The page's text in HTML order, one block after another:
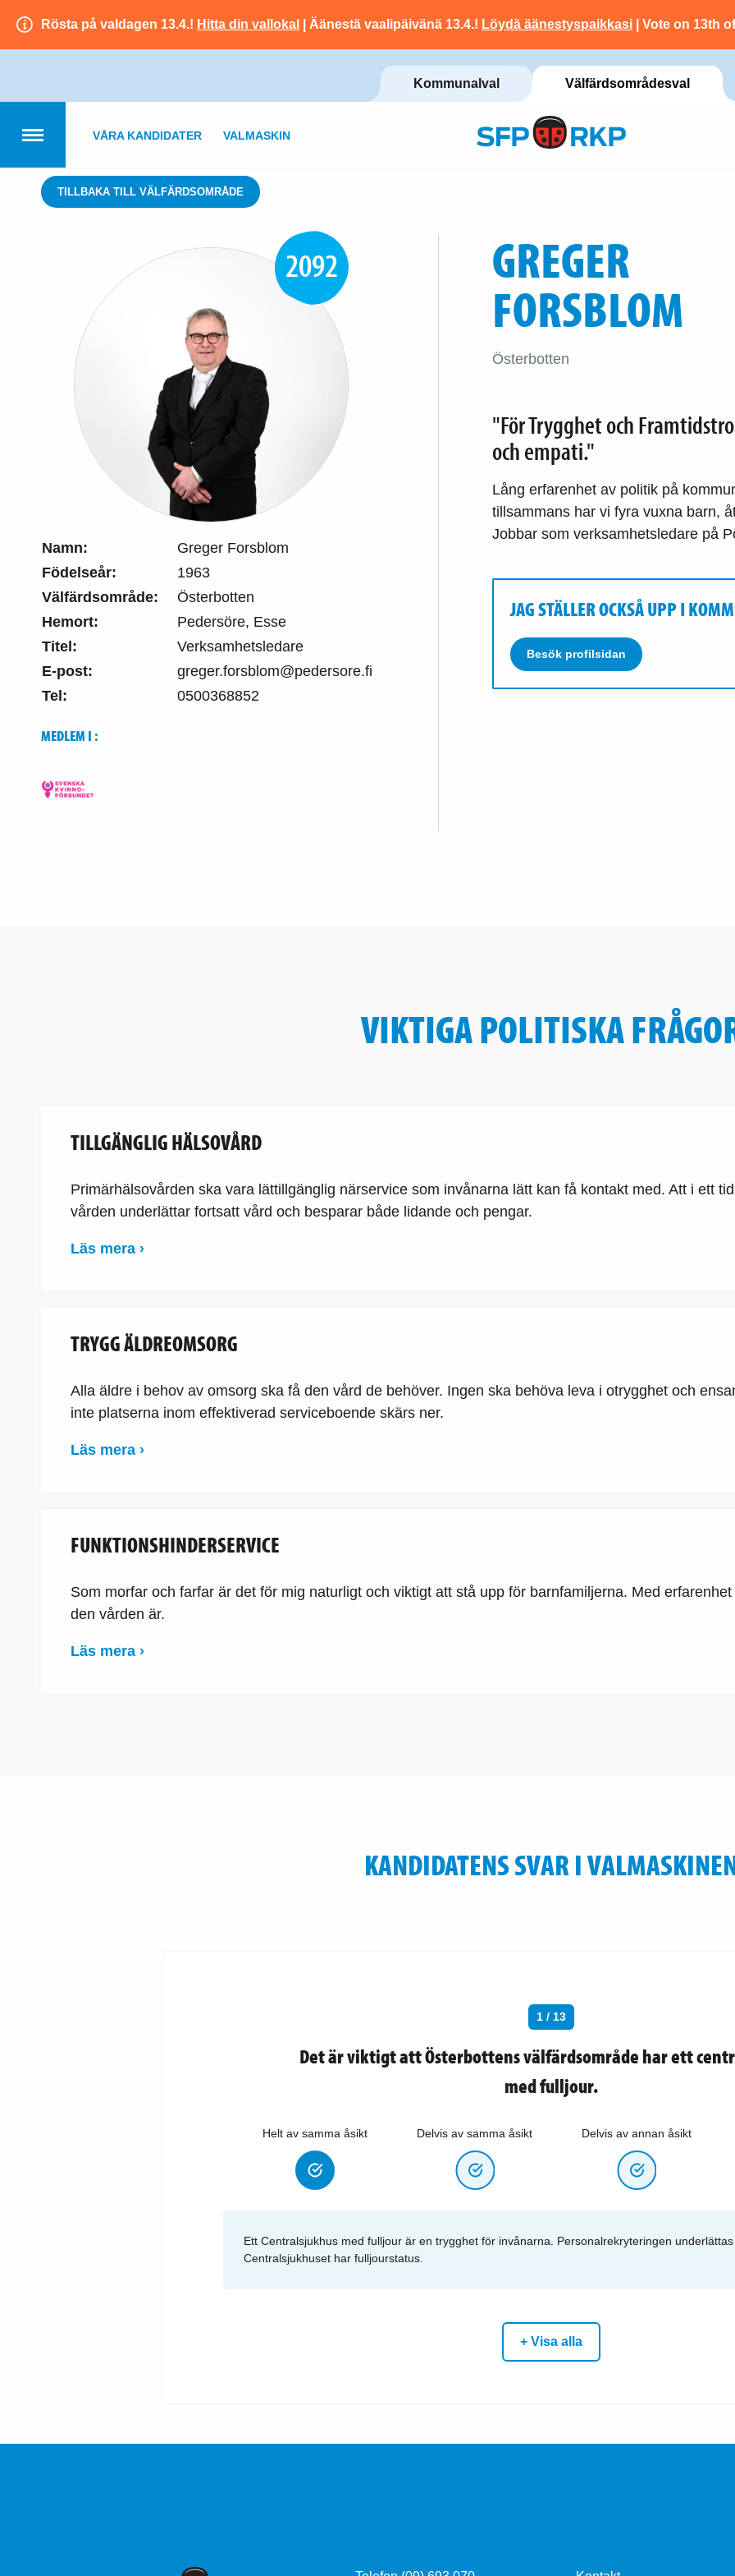
Rösta på valdagen 13.4.! Hitta din vallokal | Äänestä vaalipäivänä 13.4.! Löydä äänestyspaikkasi | Vote on 13th
Kommunalval Välfärdsområdesval
VÅRA KANDIDATER VALMASKIN
TILLBAKA TILL VÄLFÄRDSOMRÅDE
2092
Namn:
Greger Forsblom
Födelseår:
1963
Välfärdsområde:
Österbotten
Hemort:
Pedersöre, Esse
Titel:
Verksamhetsledare
E-post:
greger.forsblom@pedersore.fi
Tel:
0500368852
MEDLEM I :
GREGER
FORSBLOM
Österbotten
"För Trygghet och
och empati."
Lång erfarenhet av politik på
tillsammans har vi fyra vuxna barn,
Jobbar som verksamhetsledare på
JAG STÄLLER OCKSÅ UPP I
Besök profilsidan
VIKTIGA POLITISKA
TILLGÄNGLIG HÄLSOVÅRD
Primärhälsovården ska vara lättillgänglig närservice som invånarna lätt kan få kontakt med. Att i ett
vården underlättar fortsatt vård och besparar både lidande och pengar.
Läs mera ›
TRYGG ÄLDREOMSORG
Alla äldre i behov av omsorg ska få den vård de behöver. Ingen ska behöva leva i otrygghet och
inte platserna inom effektiverad serviceboende skärs ner.
Läs mera ›
FUNKTIONSHINDERSERVICE
Som morfar och farfar är det för mig naturligt och viktigt att stå upp för barnfamiljerna. Med
den vården är.
Läs mera ›
KANDIDATENS SVAR I
1 / 13
Det är viktigt att Österbottens välfärdsområde har ett
med fulljour.
Helt av samma åsikt Delvis av samma åsikt Delvis av annan åsikt
Ett Centralsjukhus med fulljour är en trygghet för invånarna. Personalrekryteringen
Centralsjukhuset har fulljourstatus.
+ Visa alla